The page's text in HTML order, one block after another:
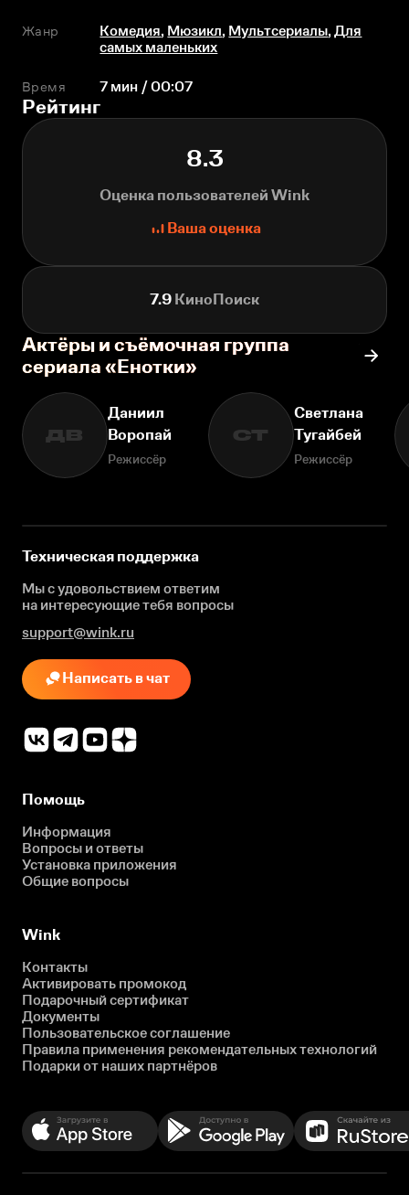
Жанр Комедия, Мюзикл, Мультсериалы,Для
самых маленьких
Время 7 мин / 00:07
Рейтинг
8.3
Оценка пользователей Wink
Ваша оценка
7.9 КиноПоиск
Актёры и съёмочная группа
сериала «Енотки»
ДВ
Даниил
Воропай
Режиссёр
СТ
Светлана
Тугайбей
Режиссёр
Техническая поддержка
Мы с удовольствием ответим
на интересующиетебя вопросы
support@wink.ru
Написать в чат
Помощь
Информация
Вопросы и ответы
Установка приложения
Общие вопросы
Wink
Контакты
Активировать промокод
Подарочный сертификат
Документы
Пользовательское соглашение
Правила применения рекомендательных технологий
Подарки от наших партнёров